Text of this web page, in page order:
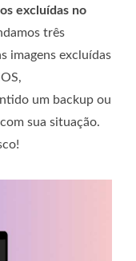
excluídas no
três
imagens excluídas
um backup ou
sua situação.